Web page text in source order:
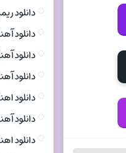
دانلود
دانلود
دانلود
دانلود
دانلود
دانلود
دانلود